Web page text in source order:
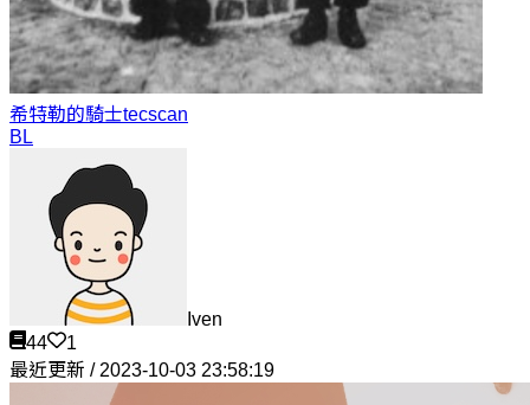
希特勒的騎士tecscan
BL
Iven
44
1
最近更新 / 2023-10-03 23:58:19